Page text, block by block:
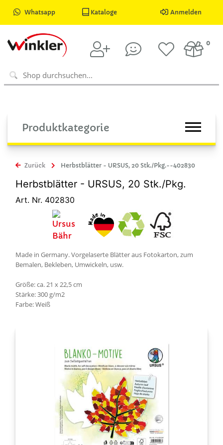
Whatsapp Kataloge Anmelden
0
Produktkategorie
Zurück Herbstblätter - URSUS, 20 Stk./Pkg.--402830
Herbstblätter - URSUS, 20 Stk./Pkg.
Art. Nr. 402830
Made in Germany. Vorgelaserte Blätter aus Fotokarton, zum
Bemalen, Bekleben, Umwickeln, usw.
Größe: ca. 21 x 22,5 cm
Stärke: 300 g/m2
Farbe: Weiß